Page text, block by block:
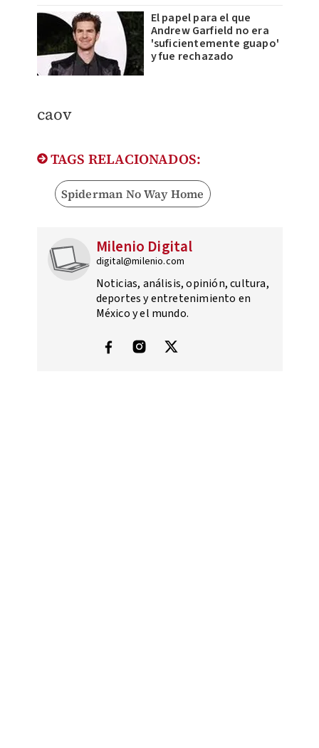
El papel para el que
Andrew Garfield no era
'suficientemente guapo'
y fue rechazado
caov
TAGS RELACIONADOS:
Spiderman No Way Home
Milenio Digital
digital@milenio.com
Noticias, análisis, opinión, cultura,
deportes y entretenimiento en
México y el mundo.